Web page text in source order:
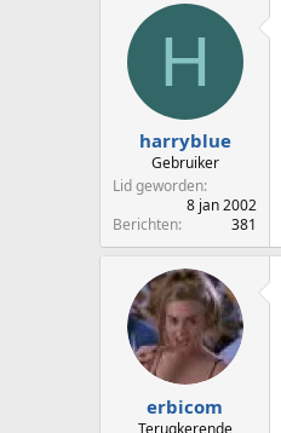
r
e
r
d
m
H
harryblue
Gebruiker
Lid geworden
8 jan 2002
Berichten
381
erbicom
Terugkerende